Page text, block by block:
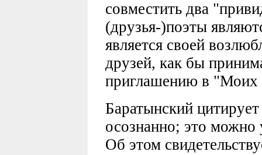
совместить два
(друзья-)поэты
является своей
друзей, как бы
приглашению в "Моих
Баратынский
осознанно; это можно
Об этом